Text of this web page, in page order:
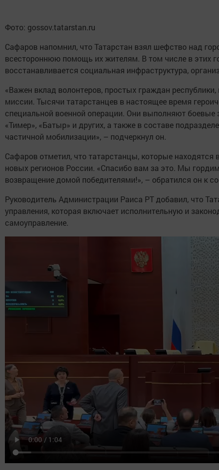
Фото: gossov.tatarstan.ru
Сафаров напомнил, что Татарстан взял шефство над
всестороннюю помощь их жителям. В том числе в этих
восстанавливается социальная инфраструктура,
«Важен вклад волонтеров, простых граждан
миссии. Тысячи татарстанцев в настоящее время
специальной военной операции. Они выполняют боевые
«Тимер», «Батыр» и других, а также в составе
частичной мобилизации», – подчеркнул он.
Сафаров отметил, что татарстанцы, которые
новых регионов России. «Спасибо вам за это. Мы
возвращение домой победителями!», – обратился он к
Руководитель Администрации Раиса РТ добавил, что
управления, которая включает исполнительную и
самоуправление.